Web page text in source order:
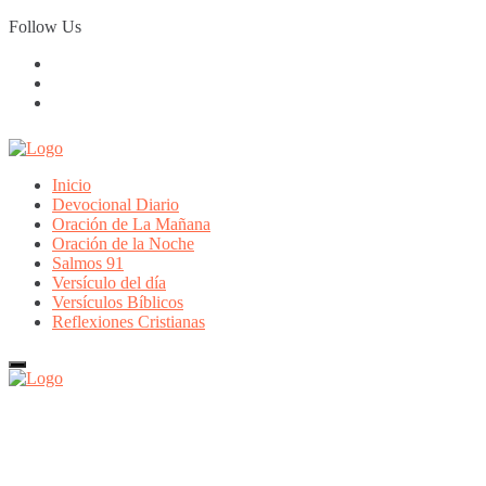
Skip
to
Follow Us
Inicio
Devocional Diario
Oración de La Mañana
Oración de la Noche
Salmos 91
Versículo del día
Versículos Bíblicos
Reflexiones Cristianas